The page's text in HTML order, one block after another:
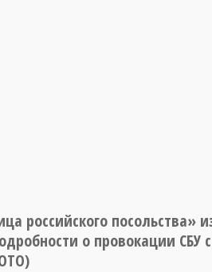
российского посольства»
о провокации СБУ с